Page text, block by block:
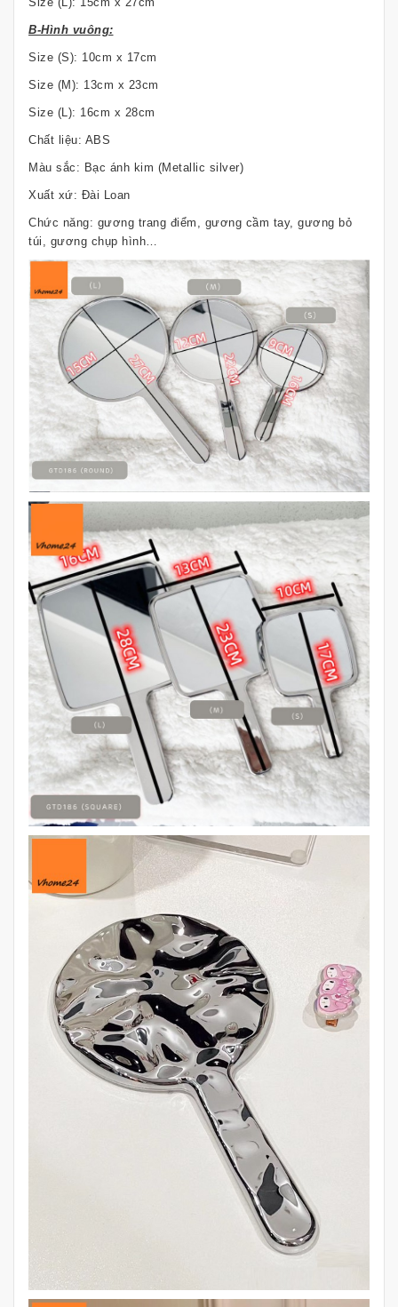
B-Hình vuông:
Size (S): 10cm x 17cm
Size (M): 13cm x 23cm
Size (L): 16cm x 28cm
Chất liệu: ABS
Màu sắc: Bạc ánh kim (Metallic silver)
Xuất xứ: Đài Loan
Chức năng: gương trang điểm, gương cầm tay, gương bỏ
túi, gương chụp hình…